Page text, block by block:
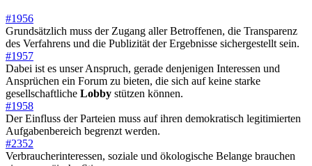
#1956
Grundsätzlich muss der Zugang aller Betroffenen, die Transparenz
des Verfahrens und die Publizität der Ergebnisse sichergestellt sein.
#1957
Dabei ist es unser Anspruch, gerade denjenigen Interessen und
Ansprüchen ein Forum zu bieten, die sich auf keine starke
gesellschaftliche Lobby stützen können.
#1958
Der Einfluss der Parteien muss auf ihren demokratisch legitimierten
Aufgabenbereich begrenzt werden.
#2352
Verbraucherinteressen, soziale und ökologische Belange brauchen